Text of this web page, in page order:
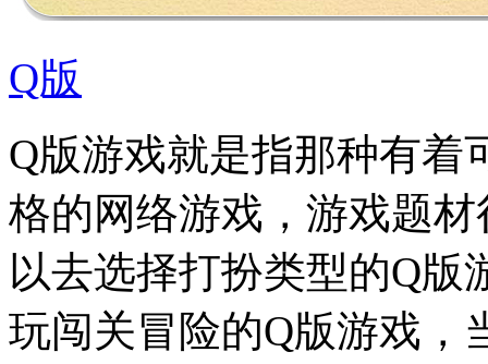
Q版
Q版游戏就是指那种有着
格的网络游戏，游戏题
以去选择打扮类型的Q
玩闯关冒险的Q版游戏，